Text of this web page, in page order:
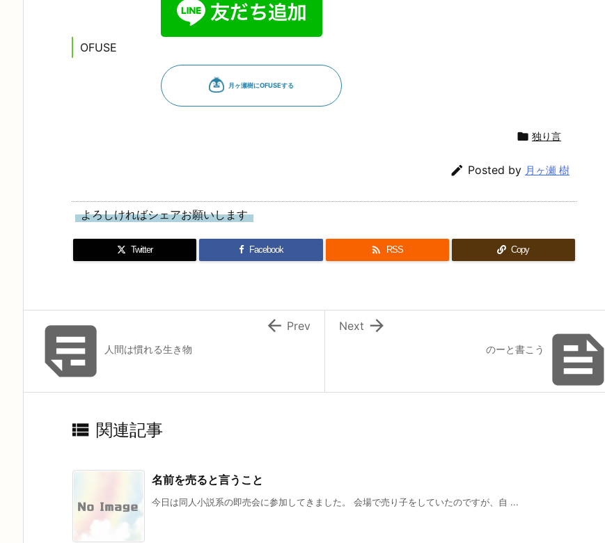
OFUSE
 独り言
 Posted by 月ヶ瀬 樹
よろしければシェアお願いします
Twitter Facebook  RSS Copy

のーと書こう

Next
人間は慣れる生き物
 Prev
 関連記事
名前を売ると言うこと
今日は同人小説系の即売会に参加してきました。 会場で売り子をしていたのですが、自 ...